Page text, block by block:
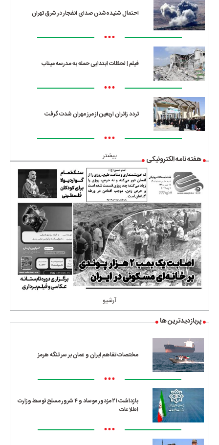
احتمال شنیده‌شدن صدای انفجار در شرق تهران
•••
فیلم | لحظات ابتدایی حمله به مدرسه میناب
•••
تردد زائران اربعین از مرز مهران شدت گرفت
•••
بیشتر هفته نامه الکترونیکی
آرشیو
پربازدیدترین ها
مختصات تفاهم ایران و عمان بر سر تنگه هرمز
•••
بازداشت ۲۱ مزدور موساد و ۴ شرور مسلح توسط وزارت
اطلاعات
•••